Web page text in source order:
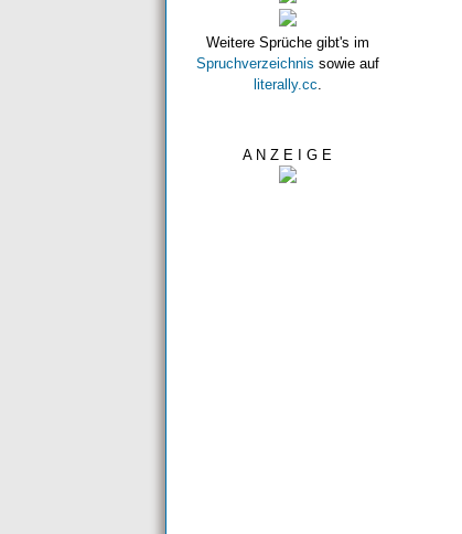
Weitere Sprüche gibt's im
Spruchverzeichnis sowie auf
literally.cc
A N Z E I G E